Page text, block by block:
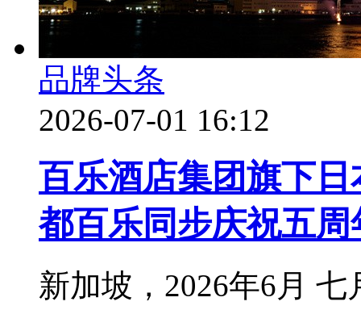
品牌头条
2026-07-01 16:12
百乐酒店集团旗下
都百乐同步庆祝五周
新加坡，2026年6月